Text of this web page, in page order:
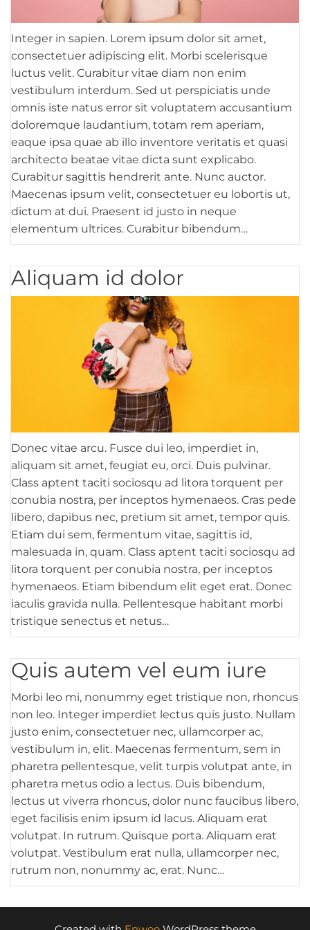
Integer in sapien. Lorem ipsum dolor sit amet,
consectetuer adipiscing elit. Morbi scelerisque
luctus velit. Curabitur vitae diam non enim
vestibulum interdum. Sed ut perspiciatis unde
omnis iste natus error sit voluptatem accusantium
doloremque laudantium, totam rem aperiam,
eaque ipsa quae ab illo inventore veritatis et quasi
architecto beatae vitae dicta sunt explicabo.
Curabitur sagittis hendrerit ante. Nunc auctor.
Maecenas ipsum velit, consectetuer eu lobortis ut,
dictum at dui. Praesent id justo in neque
elementum ultrices. Curabitur bibendum…
Aliquam id dolor
Donec vitae arcu. Fusce dui leo, imperdiet in,
aliquam sit amet, feugiat eu, orci. Duis pulvinar.
Class aptent taciti sociosqu ad litora torquent per
conubia nostra, per inceptos hymenaeos. Cras pede
libero, dapibus nec, pretium sit amet, tempor quis.
Etiam dui sem, fermentum vitae, sagittis id,
malesuada in, quam. Class aptent taciti sociosqu ad
litora torquent per conubia nostra, per inceptos
hymenaeos. Etiam bibendum elit eget erat. Donec
iaculis gravida nulla. Pellentesque habitant morbi
tristique senectus et netus…
Quis autem vel eum iure
Morbi leo mi, nonummy eget tristique non, rhoncus
non leo. Integer imperdiet lectus quis justo. Nullam
justo enim, consectetuer nec, ullamcorper ac,
vestibulum in, elit. Maecenas fermentum, sem in
pharetra pellentesque, velit turpis volutpat ante, in
pharetra metus odio a lectus. Duis bibendum,
lectus ut viverra rhoncus, dolor nunc faucibus libero,
eget facilisis enim ipsum id lacus. Aliquam erat
volutpat. In rutrum. Quisque porta. Aliquam erat
volutpat. Vestibulum erat nulla, ullamcorper nec,
rutrum non, nonummy ac, erat. Nunc…